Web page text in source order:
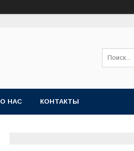
О НАС КОНТАКТЫ